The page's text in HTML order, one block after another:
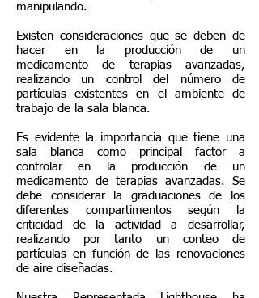
manipulando.
Existen consideraciones que se deben de
hacer en la producción de un
medicamento de terapias avanzadas,
realizando un control del número de
partículas existentes en el ambiente de
trabajo de la sala blanca.
Es evidente la importancia que tiene una
sala blanca como principal factor a
controlar en la producción de un
medicamento de terapias avanzadas. Se
debe considerar la graduaciones de los
diferentes compartimentos según la
criticidad de la actividad a desarrollar,
realizando por tanto un conteo de
partículas en función de las renovaciones
de aire diseñadas.